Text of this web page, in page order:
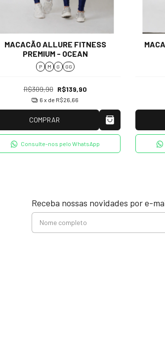
MACACÃO ALLURE FITNESS
PREMIUM - OCEAN
P M G GG
R$309,90 R$139,90
6 x de R$26,66
COMPRAR
Consulte-nos pelo WhatsApp
Receba nossas novidades por e-